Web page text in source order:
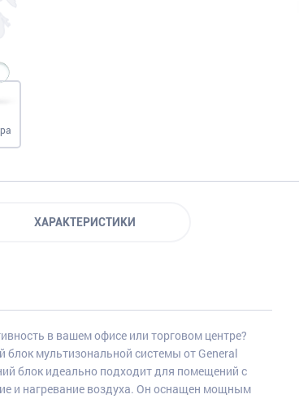
ХАРАКТЕРИСТИКИ
в вашем офисе или торговом центре?
блок мультизональной системы от General
блок идеально подходит для помещений с
и нагревание воздуха. Он оснащен мощным